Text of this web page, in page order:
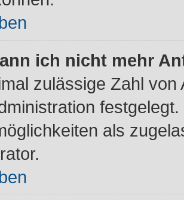
ich nicht mehr
zulässige Zahl
als